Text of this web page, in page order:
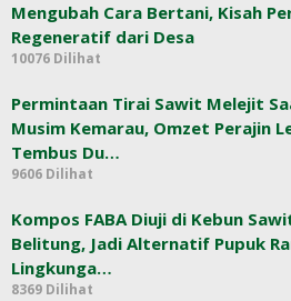
Mengubah Cara Bertani, Kisah
Regeneratif dari Desa
10076 Dilihat
Permintaan Tirai Sawit Melejit
Musim Kemarau, Omzet Perajin
Tembus Du…
9606 Dilihat
Kompos FABA Diuji di Kebun
Belitung, Jadi Alternatif Pupuk
Lingkunga…
8369 Dilihat